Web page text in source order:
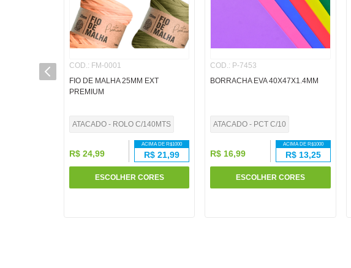
COD.: FM-0001
FIO DE MALHA 25MM EXT
PREMIUM
ATACADO - ROLO C/140MTS
R$ 24,99
ACIMA DE R$1000
R$21,99
ESCOLHER CORES
COD.: P-7453
BORRACHA EVA 40X47X1.4MM
ATACADO - PCT C/10
R$ 16,99
ACIMA DE R$1000
R$ 13,25
ESCOLHER CORES
9º barbante